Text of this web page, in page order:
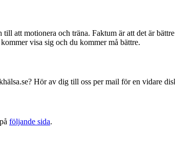
att motionera och träna. Faktum är att det är
visa sig och du kommer må bättre.
Hör av dig till oss per mail för en vidare
följande sida.